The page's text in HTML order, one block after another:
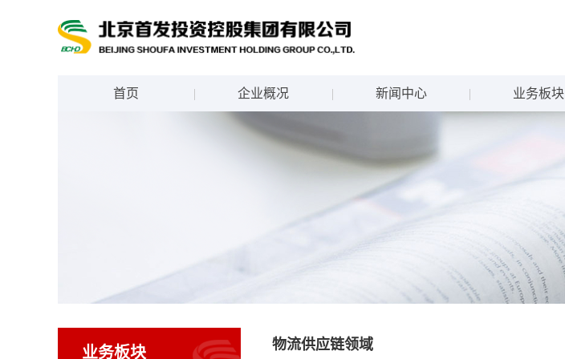
首页 企业概况 新闻中心 业务板块
业务板块 物流供应链领域